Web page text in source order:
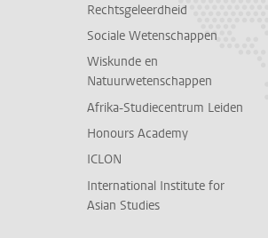
Rechtsgeleerdheid
Sociale Wetenschappen
Wiskunde en
Natuurwetenschappen
Afrika-Studiecentrum Leiden
Honours Academy
ICLON
International Institute for
Asian Studies